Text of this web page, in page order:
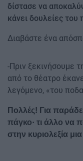
δίστασε να
κάνει δουλείες του
Διαβάστε ένα
-Πριν ξεκινήσουμε
από το θέατρο
λεγόμενο, «του
Πολλές! Για
πάγκο· τι άλλο να
στην κυριολεξία